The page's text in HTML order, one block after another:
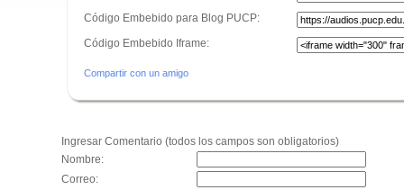
Código Embebido para Blog PUCP:
Código Embebido Iframe:
Compartir con un amigo
Ingresar Comentario (todos los campos son obligatorios)
Nombre:
Correo: